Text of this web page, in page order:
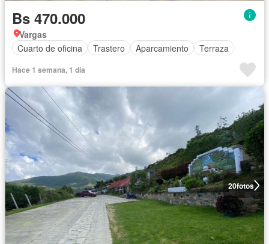
Bs 470.000
Vargas
Cuarto de oficina
Trastero Aparcamiento Terraza
Hace 1 semana, 1 día
20fotos